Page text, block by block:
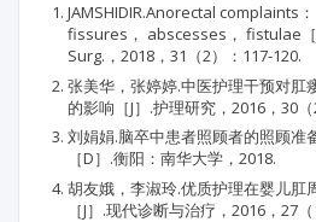
JAMSHIDIR.Anorectal complaints
fissures， abscesses， fistulae［
Surg.，2018，31（2）：117-120.
张美华，张婷婷.中医护理干预对肛
的影响［J］.护理研究，2016，30
刘娟娟.脑卒中患者照顾者的照顾准
［D］.衡阳：南华大学，2018.
胡友娥，李淑玲.优质护理在婴儿肛
［J］.现代诊断与治疗，2016，27